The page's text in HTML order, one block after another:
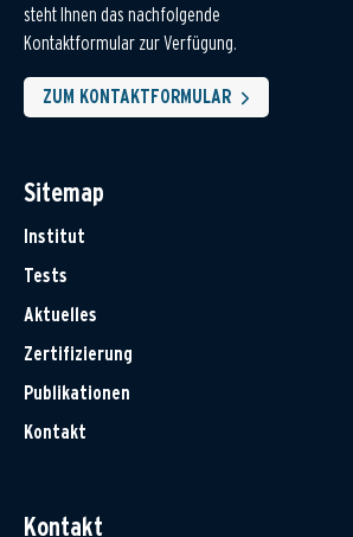
steht Ihnen das nachfolgende
Kontaktformular zur Verfügung.
ZUM KONTAKTFORMULAR
Sitemap
Institut
Tests
Aktuelles
Zertifizierung
Publikationen
Kontakt
Kontakt